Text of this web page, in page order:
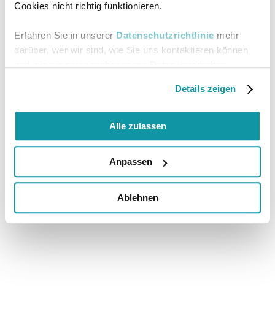
Cookies nicht richtig funktionieren.
Erfahren Sie in unserer Datenschutzrichtlinie mehr
darüber, wer wir sind, wie Sie uns kontaktieren können
Details zeigen
Alle zulassen
Anpassen
Ablehnen